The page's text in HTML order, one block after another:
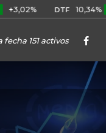
DTF 10,34% +0,10%
151 activos